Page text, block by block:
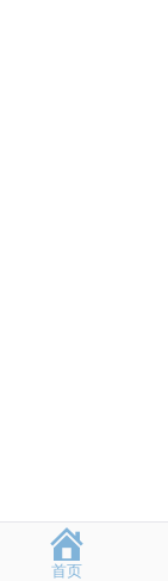
首页